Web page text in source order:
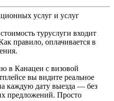
услуг и услуг
туруслуги входит
правило, оплачивается в
в Канацеи с визовой
вы видите реальное
каждую дату выезда — без
предложений. Просто